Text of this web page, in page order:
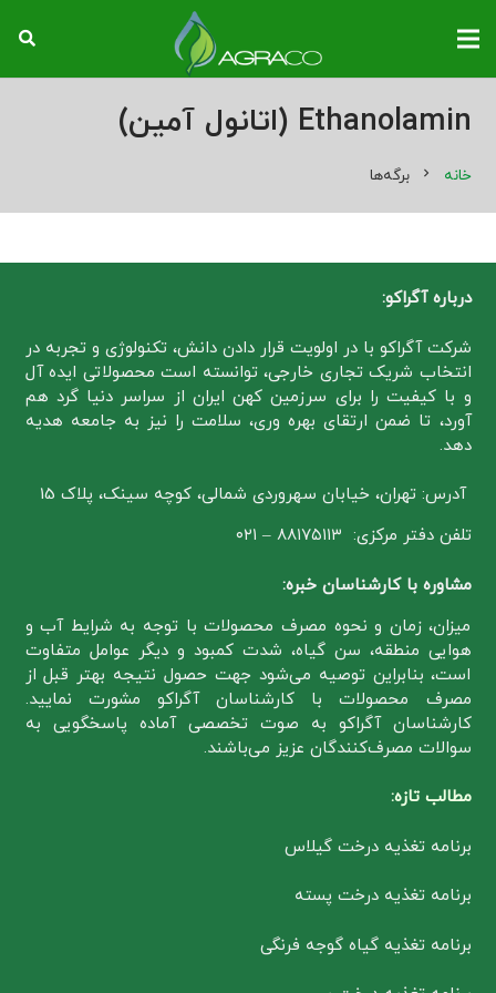
Ethanolamin (اتانول آمین)
خانه chevron_right برگه‌ها
درباره آگراکو:
شرکت آگراکو با در اولویت قرار دادن دانش، تکنولوژی و تجربه در
انتخاب شریک تجاری خارجی، توانسته است محصولاتی ایده آل
و با کیفیت را برای سرزمین کهن ایران از سراسر دنیا گرد هم
آورد، تا ضمن ارتقای بهره وری، سلامت را نیز به جامعه هدیه
دهد.
آدرس: تهران، خیابان سهروردی شمالی، کوچه سینک، پلاک 15
تلفن دفتر مرکزی: ۸۸۱۷۵۱۱۳ – ۰۲۱
مشاوره با کارشناسان خبره:
میزان، زمان و نحوه مصرف محصولات با توجه به شرایط آب و
هوایی منطقه، سن گیاه، شدت کمبود و دیگر عوامل متفاوت
است، بنابراین توصیه می‌شود جهت حصول نتیجه بهتر قبل از
مصرف محصولات با کارشناسان آگراکو مشورت نمایید.
کارشناسان آگراکو به صوت تخصصی آماده پاسخگویی به
سوالات مصرف‌کنندگان عزیز می‌باشند.
مطالب تازه:
برنامه تغذیه درخت گیلاس
برنامه تغذیه درخت پسته
برنامه تغذیه گیاه گوجه فرنگی